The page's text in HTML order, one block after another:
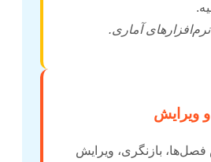
آماری.
فصل‌ها، بازنگری، ویرایش